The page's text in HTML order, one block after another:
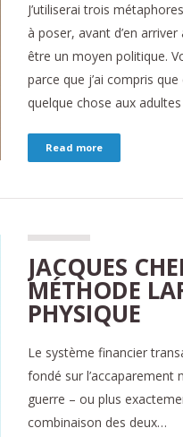
J’utiliserai trois
à poser, avant d’en
être un moyen politique.
parce que j’ai compris
quelque chose aux
Read more
JACQUES
MÉTHODE
PHYSIQUE
Le système financier
fondé sur
guerre – ou plus
combinaison des deux…